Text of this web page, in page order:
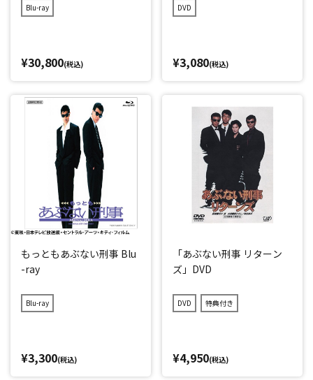
Blu-ray
¥30,800(税込)
DVD
¥3,080(税込)
もっともあぶない刑事 Blu
-ray
Blu-ray
¥3,300(税込)
「あぶない刑事 リターン
ズ」DVD
DVD 特典付き
¥4,950(税込)